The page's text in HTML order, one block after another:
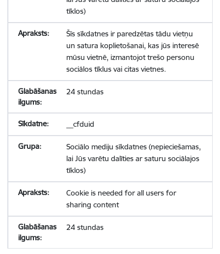
tīklos)
Šīs sīkdatnes ir paredzētas tādu vietņu
un satura koplietošanai, kas jūs interesē
mūsu vietnē, izmantojot trešo personu
sociālos tīklus vai citas vietnes.
24 stundas
__cfduid
Sociālo mediju sīkdatnes (nepieciešamas,
lai Jūs varētu dalīties ar saturu sociālajos
tīklos)
Cookie is needed for all users for
sharing content
24 stundas